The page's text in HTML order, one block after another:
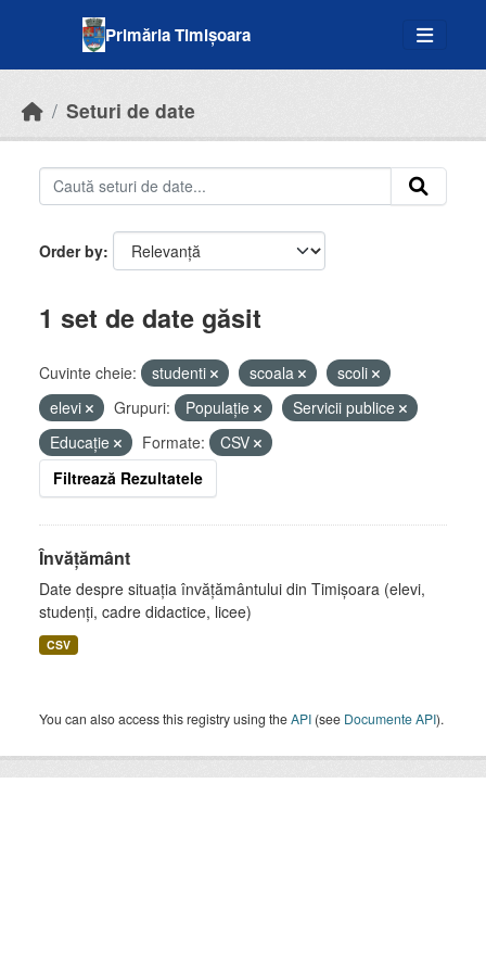
Primăria Timișoara
Seturi de date
Order by
1 set de date găsit
Cuvinte cheie: studenti scoala
scoli
elevi
Grupuri: Populație
Servicii publice
Educație
Formate:
CSV
Filtrează Rezultatele
Învățământ
Date despre situația învățământului din Timișoara (elevi,
studenți, cadre didactice, licee)
CSV
You can also access this registry using theAPI (see Documente API).